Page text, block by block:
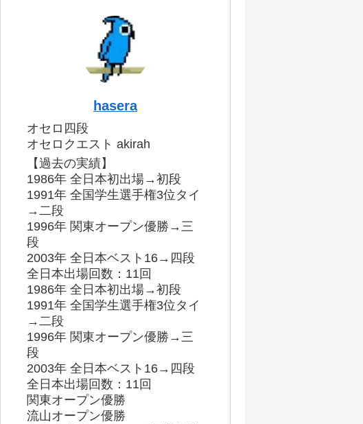
hasera
オセロ四段
オセロクエスト akirah
【過去の実績】
1986年 全日本初出場→初段
1991年 全国学生選手権3位タイ
→二段
1996年 関東オープン優勝→三
段
2003年 全日本ベスト16→四段
全日本出場回数：11回
1986年 全日本初出場→初段
1991年 全国学生選手権3位タイ
→二段
1996年 関東オープン優勝→三
段
2003年 全日本ベスト16→四段
全日本出場回数：11回
関東オープン優勝
流山オープン優勝